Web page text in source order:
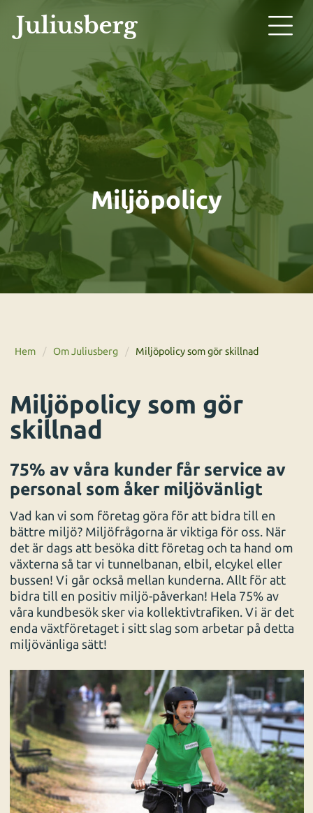
Miljöpolicy
Hem / Om Juliusberg / Miljöpolicy som gör skillnad
Miljöpolicy som gör
skillnad
75% av våra kunder får service av
personal som åker miljövänligt
Vad kan vi som företag göra för att bidra till en
bättre miljö? Miljöfrågorna är viktiga för oss. När
det är dags att besöka ditt företag och ta hand om
växterna så tar vi tunnelbanan, elbil, elcykel eller
bussen! Vi går också mellan kunderna. Allt för att
bidra till en positiv miljö-påverkan! Hela 75% av
våra kundbesök sker via kollektivtrafiken. Vi är det
enda växtföretaget i sitt slag som arbetar på detta
miljövänliga sätt!